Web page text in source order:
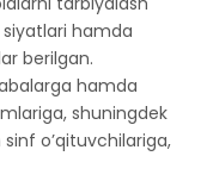
hamda
berilgan.
hamda
shuningdek
oʼqituvchilariga,